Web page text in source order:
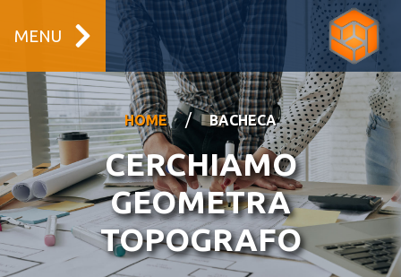
MENU
HOME / BACHECA
CERCHIAMO
GEOMETRA
TOPOGRAFO